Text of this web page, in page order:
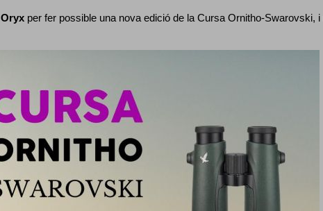
Oryx per fer possible una nova edició de la Cursa Ornitho-Swarovski,